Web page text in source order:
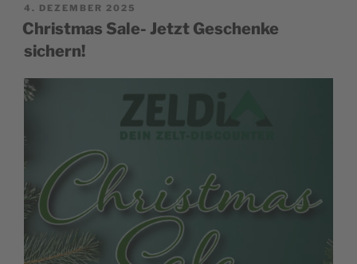
POSTED
ON
4. DEZEMBER 2025
Christmas Sale- Jetzt Geschenke
sichern!